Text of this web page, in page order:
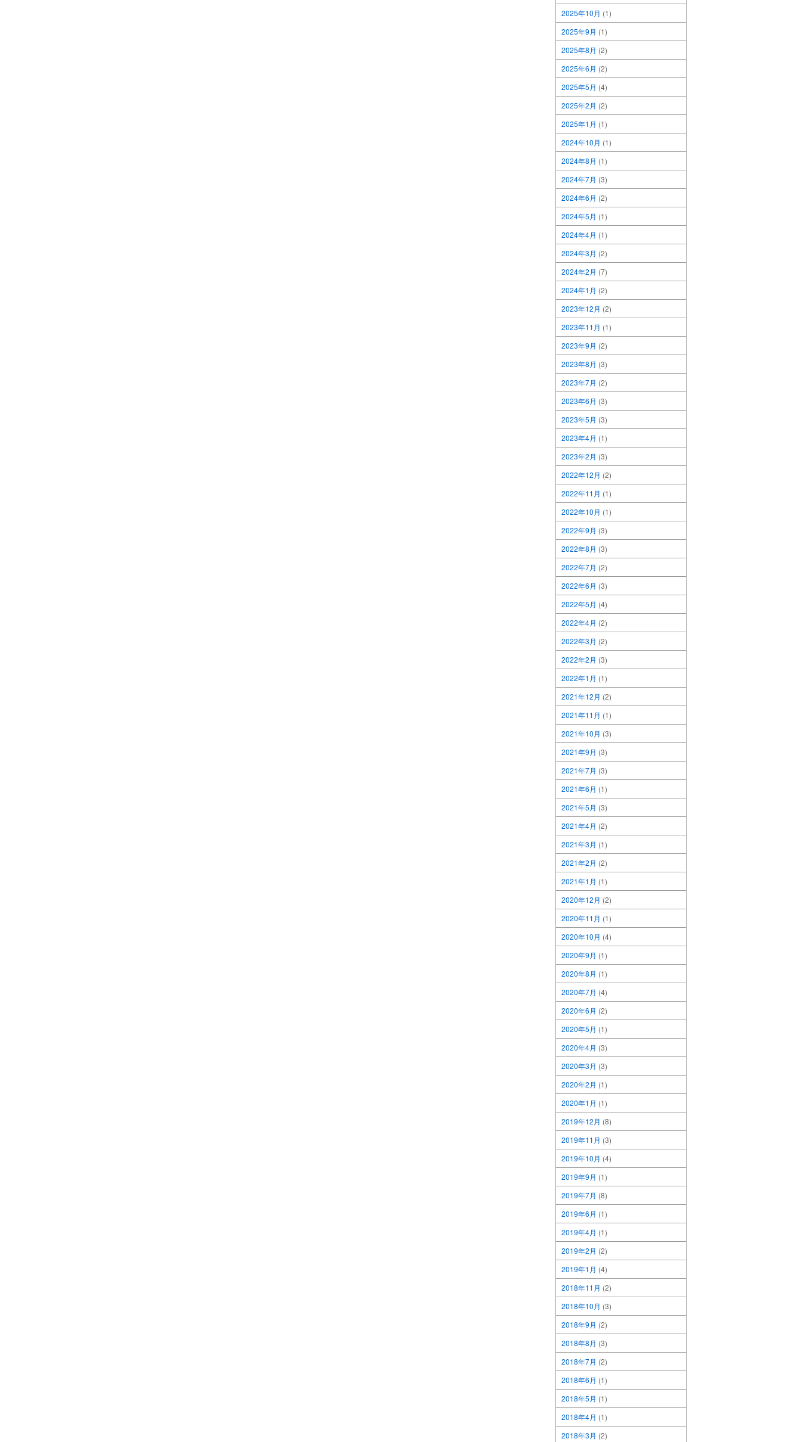
2025年10月 (1)
2025年9月 (1)
2025年8月 (2)
2025年6月 (2)
2025年5月 (4)
2025年2月 (2)
2025年1月 (1)
2024年10月 (1)
2024年8月 (1)
2024年7月 (3)
2024年6月 (2)
2024年5月 (1)
2024年4月 (1)
2024年3月 (2)
2024年2月 (7)
2024年1月 (2)
2023年12月 (2)
2023年11月 (1)
2023年9月 (2)
2023年8月 (3)
2023年7月 (2)
2023年6月 (3)
2023年5月 (3)
2023年4月 (1)
2023年2月 (3)
2022年12月 (2)
2022年11月 (1)
2022年10月 (1)
2022年9月 (3)
2022年8月 (3)
2022年7月 (2)
2022年6月 (3)
2022年5月 (4)
2022年4月 (2)
2022年3月 (2)
2022年2月 (3)
2022年1月 (1)
2021年12月 (2)
2021年11月 (1)
2021年10月 (3)
2021年9月 (3)
2021年7月 (3)
2021年6月 (1)
2021年5月 (3)
2021年4月 (2)
2021年3月 (1)
2021年2月 (2)
2021年1月 (1)
2020年12月 (2)
2020年11月 (1)
2020年10月 (4)
2020年9月 (1)
2020年8月 (1)
2020年7月 (4)
2020年6月 (2)
2020年5月 (1)
2020年4月 (3)
2020年3月 (3)
2020年2月 (1)
2020年1月 (1)
2019年12月 (8)
2019年11月 (3)
2019年10月 (4)
2019年9月 (1)
2019年7月 (8)
2019年6月 (1)
2019年4月 (1)
2019年2月 (2)
2019年1月 (4)
2018年11月 (2)
2018年10月 (3)
2018年9月 (2)
2018年8月 (3)
2018年7月 (2)
2018年6月 (1)
2018年5月 (1)
2018年4月 (1)
2018年3月 (2)